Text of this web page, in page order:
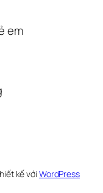
em
kế với WordPress